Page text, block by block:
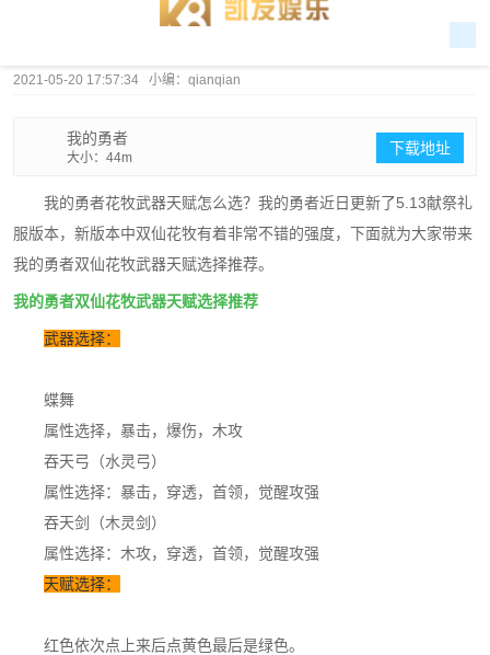
2021-05-20 17:57:34 小编：qianqian
我的勇者
大小：44m
下载地址
我的勇者花牧武器天赋怎么选？我的勇者近日更新了5.13献祭礼
服版本，新版本中双仙花牧有着非常不错的强度，下面就为大家带来
我的勇者双仙花牧武器天赋选择推荐。
我的勇者双仙花牧武器天赋选择推荐
武器选择：
蝶舞
属性选择，暴击，爆伤，木攻
吞天弓（水灵弓）
属性选择：暴击，穿透，首领，觉醒攻强
吞天剑（木灵剑）
属性选择：木攻，穿透，首领，觉醒攻强
天赋选择：
红色依次点上来后点黄色最后是绿色。